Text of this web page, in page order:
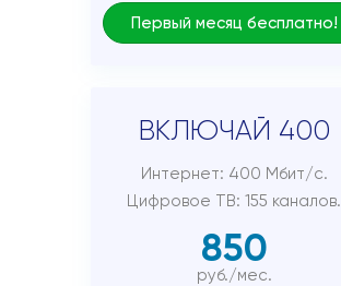
Первый месяц бесплатно!
ВКЛЮЧАЙ 400
Интернет: 400 Мбит/с.
Цифровое ТВ: 155 каналов.
850
руб./мес.